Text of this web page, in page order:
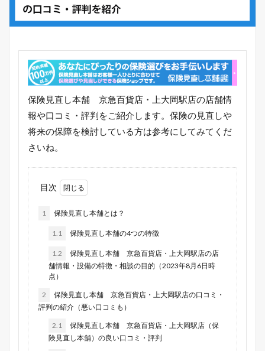
保険見直し本舗 京急百貨店・上大岡駅店の店舗情
報や口コミ・評判をご紹介します。保険の見直しや
将来の保障を検討している方は参考にしてみてくだ
さいね。
目次
1 保険見直し本舗とは？
1.1 保険見直し本舗の4つの特徴
1.2
保険見直し本舗 京急百貨店・上大岡駅店の店
舗情報・設備の特徴・相談の目的（2023年8月6日時
点）
2
保険見直し本舗 京急百貨店・上大岡駅店の口コミ・
評判の紹介（悪い口コミも）
2.1
保険見直し本舗 京急百貨店・上大岡駅店（保
険見直し本舗）の良い口コミ・評判